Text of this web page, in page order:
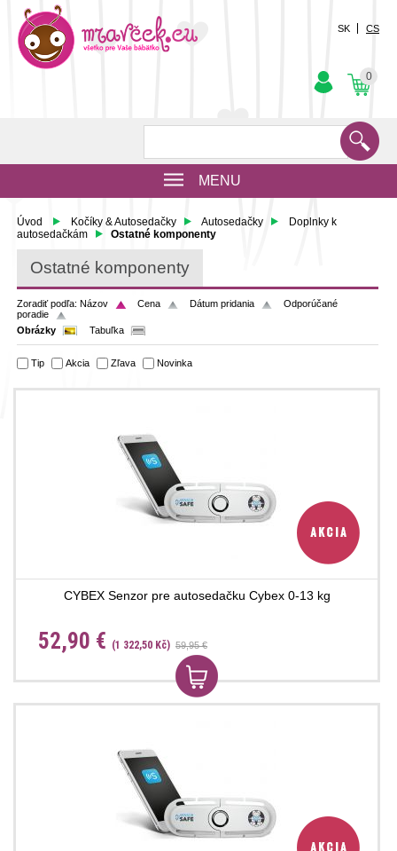
0
SK CS
MENU
Úvod Kočíky & Autosedačky Autosedačky
Doplnky k
autosedačkám
Ostatné komponenty
Ostatné komponenty
Zoradiť podľa: Názov Cena Dátum pridania
Odporúčané
poradie
Obrázky
Tabuľka
Tip Akcia Zľava Novinka
CYBEX Senzor pre autosedačku Cybex 0-13 kg
52,90 € (1 322,50 Kč) 59,95 €